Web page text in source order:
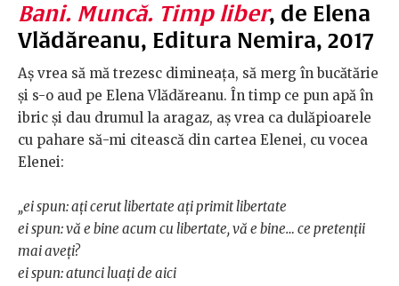
Bani. Muncă. Timp liber, de Elena
Vlădăreanu, Editura Nemira, 2017
Aș vrea să mă trezesc dimineața, să merg în bucătărie
și s-o aud pe Elena Vlădăreanu. În timp ce pun apă în
ibric și dau drumul la aragaz, aș vrea ca dulăpioarele
cu pahare să-mi citească din cartea Elenei, cu vocea
Elenei:
„ei spun: ați cerut libertate ați primit libertate
ei spun: vă e bine acum cu libertate, vă e bine… ce pretenții
mai aveți?
ei spun: atunci luați de aici